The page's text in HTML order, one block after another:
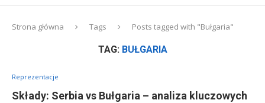
Strona główna Tags Posts tagged with "Bułgaria"
TAG: BUŁGARIA
Reprezentacje
Składy: Serbia vs Bułgaria – analiza kluczowych